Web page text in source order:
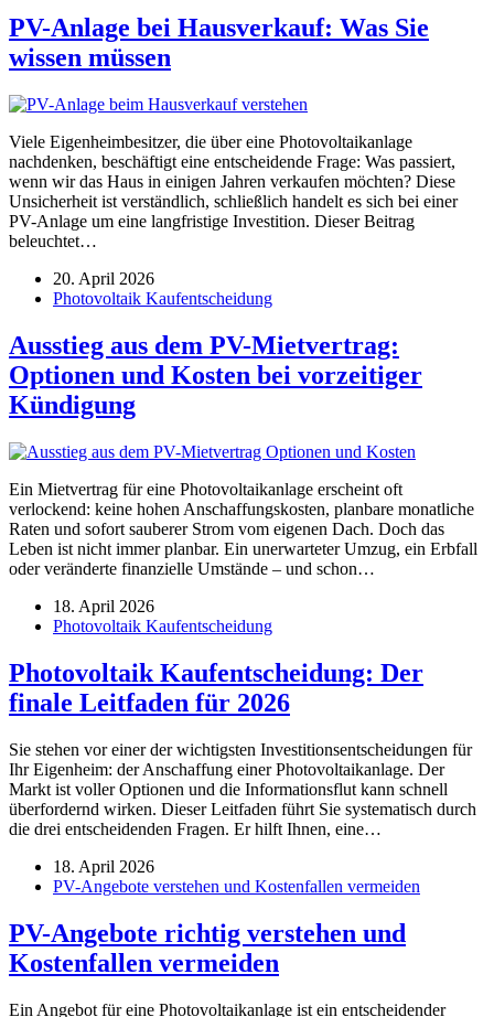
PV-Anlage bei Hausverkauf: Was Sie
wissen müssen
Viele Eigenheimbesitzer, die über eine Photovoltaikanlage
nachdenken, beschäftigt eine entscheidende Frage: Was passiert,
wenn wir das Haus in einigen Jahren verkaufen möchten? Diese
Unsicherheit ist verständlich, schließlich handelt es sich bei einer
PV-Anlage um eine langfristige Investition. Dieser Beitrag
beleuchtet…
20. April 2026
Photovoltaik Kaufentscheidung
Ausstieg aus dem PV-Mietvertrag:
Optionen und Kosten bei vorzeitiger
Kündigung
Ein Mietvertrag für eine Photovoltaikanlage erscheint oft
verlockend: keine hohen Anschaffungskosten, planbare monatliche
Raten und sofort sauberer Strom vom eigenen Dach. Doch das
Leben ist nicht immer planbar. Ein unerwarteter Umzug, ein Erbfall
oder veränderte finanzielle Umstände – und schon…
18. April 2026
Photovoltaik Kaufentscheidung
Photovoltaik Kaufentscheidung: Der
finale Leitfaden für 2026
Sie stehen vor einer der wichtigsten Investitionsentscheidungen für
Ihr Eigenheim: der Anschaffung einer Photovoltaikanlage. Der
Markt ist voller Optionen und die Informationsflut kann schnell
überfordernd wirken. Dieser Leitfaden führt Sie systematisch durch
die drei entscheidenden Fragen. Er hilft Ihnen, eine…
18. April 2026
PV-Angebote verstehen und Kostenfallen vermeiden
PV-Angebote richtig verstehen und
Kostenfallen vermeiden
Ein Angebot für eine Photovoltaikanlage ist ein entscheidender